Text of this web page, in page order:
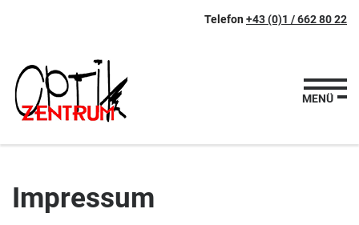
Telefon+43 (0)1 / 662 80 22
MENÜ
Impressum